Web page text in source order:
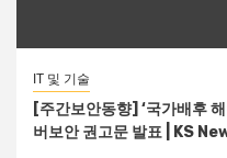
IT 및 기술
[주간보안동향] ‘국가배후
버보안 권고문 발표 | KS